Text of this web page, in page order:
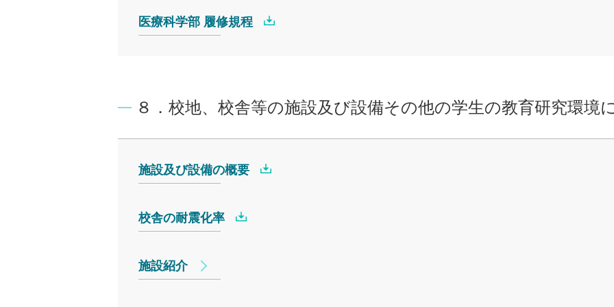
医療科学部 履修規程
８．校地、校舎等の施設及び設備その他の学生の教育研究環境
施設及び設備の概要
校舎の耐震化率
施設紹介